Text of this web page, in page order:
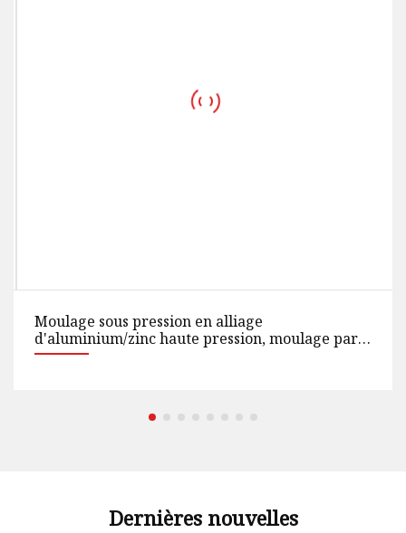
Moulage sous pression en alliage
d'aluminium/zinc haute pression, moulage par
gravité au sable pour voiture/pièces de rechange
Dernières nouvelles